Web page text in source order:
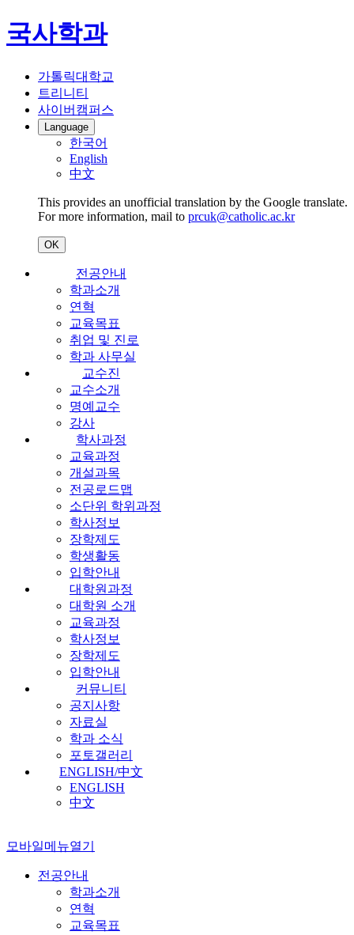
국사학과
가톨릭대학교
트리니티
사이버캠퍼스
Language
한국어
English
中文
This provides an unofficial translation by the Google translate.
For more information, mail to prcuk@catholic.ac.kr
OK
전공안내
학과소개
연혁
교육목표
취업 및 진로
학과 사무실
교수진
교수소개
명예교수
강사
학사과정
교육과정
개설과목
전공로드맵
소단위 학위과정
학사정보
장학제도
학생활동
입학안내
대학원과정
대학원 소개
교육과정
학사정보
장학제도
입학안내
커뮤니티
공지사항
자료실
학과 소식
포토갤러리
ENGLISH/中文
ENGLISH
中文
모바일메뉴열기
전공안내
학과소개
연혁
교육목표